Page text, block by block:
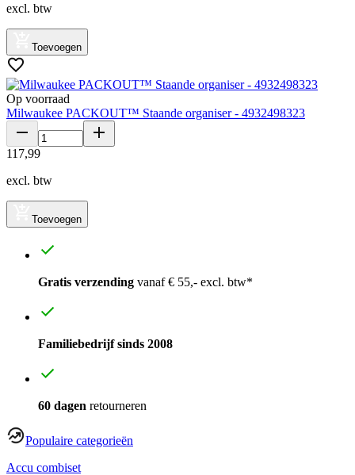
excl. btw
Toevoegen
Op voorraad
Milwaukee PACKOUT™ Staande organiser - 4932498323
117,99
excl. btw
Toevoegen
Gratis verzending vanaf € 55,- excl. btw*
Familiebedrijf sinds 2008
60 dagen retourneren
Populaire categorieën
Accu combiset